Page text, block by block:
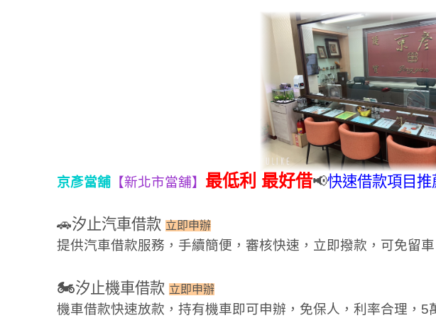
京彥當舖 【新北市當舖】 最低利 最好借📢快速借款項目推
🚗汐止汽車借款 立即申辦
提供汽車借款服務，手續簡便，審核快速，立即撥款，可免留
🏍汐止機車借款 立即申辦
機車借款快速放款，持有機車即可申辦，免保人，利率合理，5